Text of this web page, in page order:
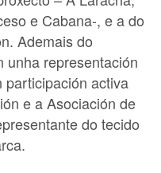
e Cabana-, e a do
Ademais do
unha representación
participación activa
e a Asociación de
do tecido